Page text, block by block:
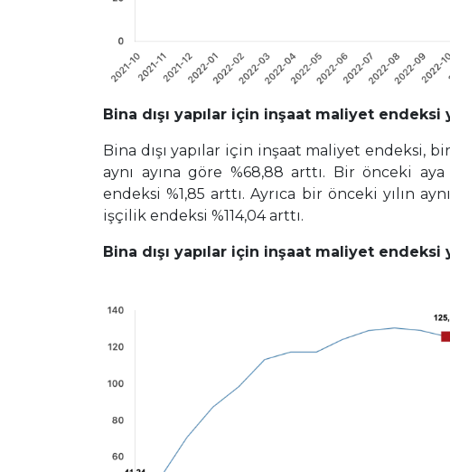
Bina dışı yapılar için inşaat maliyet endeksi
Bina dışı yapılar için inşaat maliyet endeksi,
aynı ayına göre %68,88 arttı. Bir önceki
endeksi %1,85 arttı. Ayrıca bir önceki yılın
işçilik endeksi %114,04 arttı.
Bina dışı yapılar için inşaat maliyet endeksi